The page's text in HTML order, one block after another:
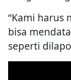
“Kami harus
bisa
seperti